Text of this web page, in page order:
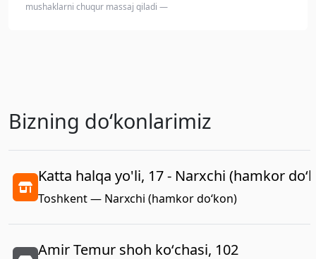
mushaklarni chuqur massaj qiladi —
Bizning doʻkonlarimiz
Katta halqa yo'li, 17 - Narxchi (hamkor
Toshkent — Narxchi (hamkor do‘kon)
Amir Temur shoh koʻchasi, 102